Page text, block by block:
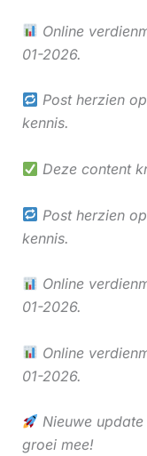
Online
01-2026.
Post herzien
kennis.
Deze content
Post herzien
kennis.
Online
01-2026.
Online
01-2026.
Nieuwe
groei mee!